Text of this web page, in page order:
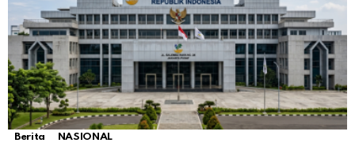
Berita NASIONAL